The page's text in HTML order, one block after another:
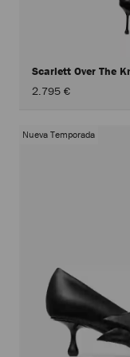
Scarlett Over The
2.795 €
Nueva Temporada